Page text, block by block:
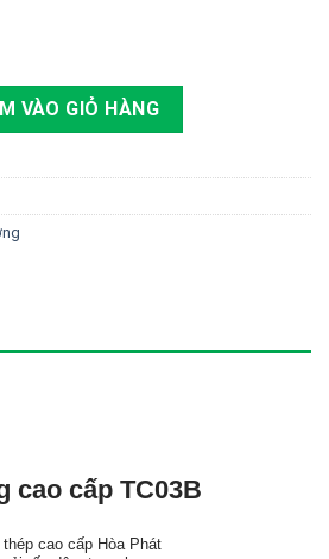
TC03B số lượng
VÀO GIỎ HÀNG
cao cấp TC03B
cao cấp Hòa Phát